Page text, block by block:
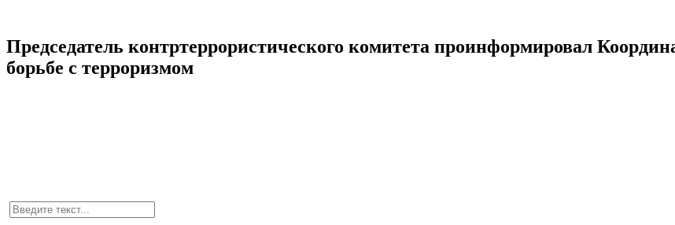
Председатель контртеррористического комитета проинформировал
борьбе с терроризмом